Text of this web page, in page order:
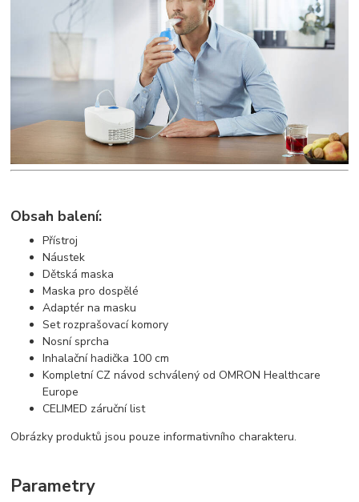
Obsah balení:
Přístroj
Náustek
Dětská maska
Maska pro dospělé
Adaptér na masku
Set rozprašovací komory
Nosní sprcha
Inhalační hadička 100 cm
Kompletní CZ návod schválený od OMRON Healthcare
Europe
CELIMED záruční list
Obrázky produktů jsou pouze informativního charakteru.
Parametry